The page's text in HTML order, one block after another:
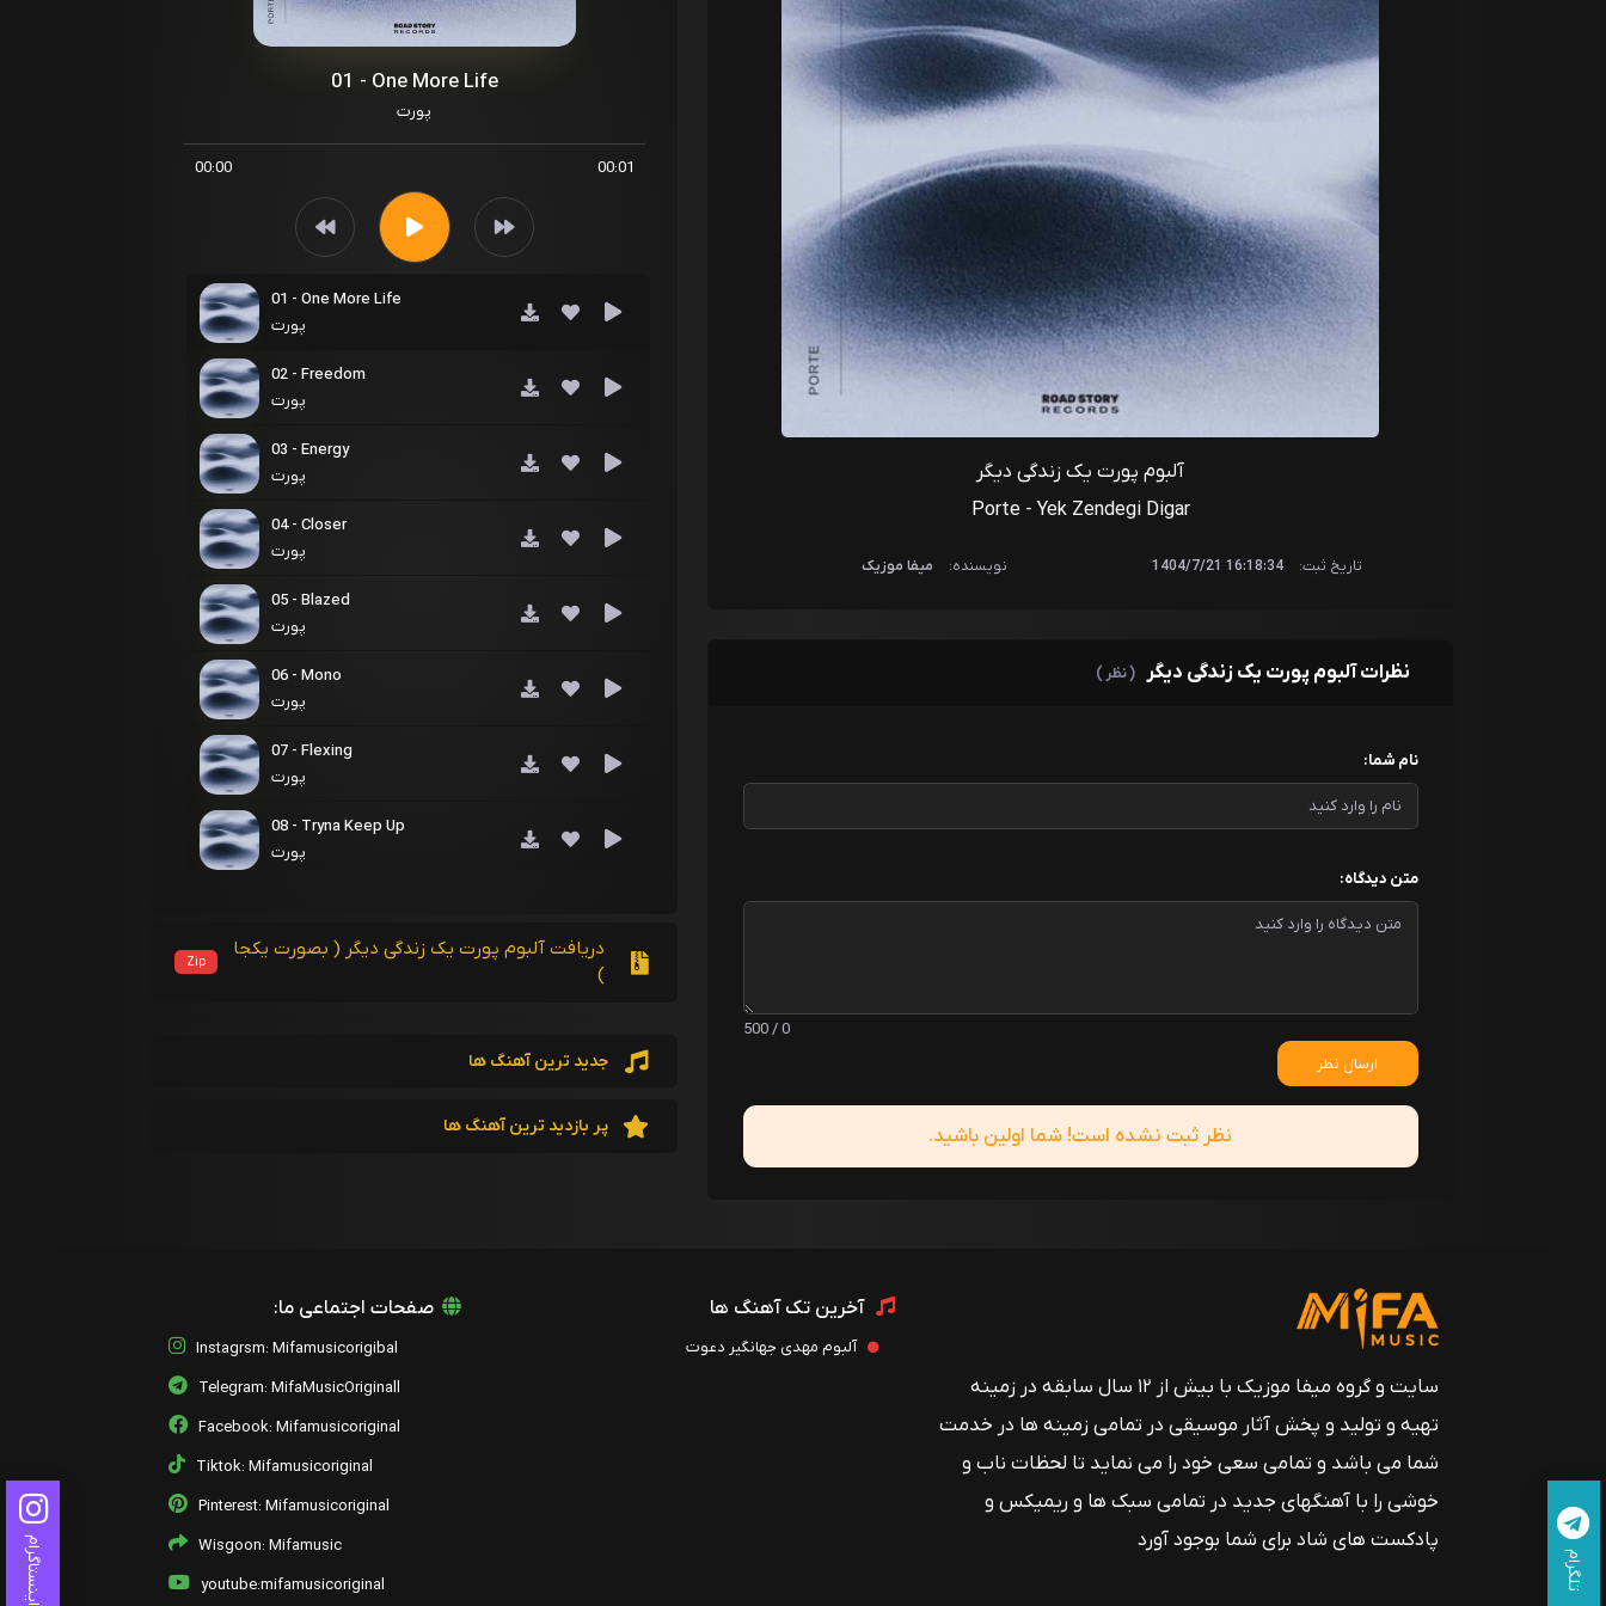
آلبوم پورت یک زندگی دیگر
Porte - Yek Zendegi Digar
تاریخ ثبت: 16:18:34 1404/7/21 نویسنده: میفا موزیک
نظرات آلبوم پورت یک زندگی دیگر ( نظر )
نام شما:
متن دیدگاه:
0 / 500
ارسال نظر
نظر ثبت نشده است! شما اولین باشید.
01 - One More Life
پورت
00:00 00:01
01 - One More Life
پورت
02 - Freedom
پورت
03 - Energy
پورت
04 - Closer
پورت
05 - Blazed
پورت
06 - Mono
پورت
07 - Flexing
پورت
08 - Tryna Keep Up
پورت
دریافت آلبوم پورت یک زندگی دیگر ( بصورت یکجا
)
Zip
جدید ترین آهنگ ها
پر بازدید ترین آهنگ ها
سایت و گروه میفا موزیک با بیش از ۱۲ سال سابقه در زمینه
تهیه و تولید و پخش آثار موسیقی در تمامی زمینه ها در خدمت
شما می باشد و تمامی سعی خود را می نماید تا لحظات ناب و
خوشی را با آهنگهای جدید در تمامی سبک ها و ریمیکس و
پادکست های شاد برای شما بوجود آورد
آخرین تک آهنگ ها
آلبوم مهدی جهانگیر دعوت
صفحات اجتماعی ما:
Instagrsm: Mifamusicorigibal
Telegram: MifaMusicOriginall
Facebook: Mifamusicoriginal
Tiktok: Mifamusicoriginal
Pinterest: Mifamusicoriginal
Wisgoon: Mifamusic
youtube:mifamusicoriginal
اینستاگرام تلگرام